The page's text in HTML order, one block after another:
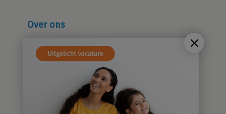
Over ons
Cliëntenraad
Sensatieve methodiek
Groene zorg